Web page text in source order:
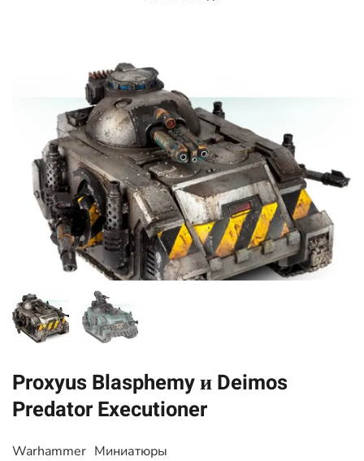
Proxyus Blasphemy и Deimos
Predator Executioner
Warhammer Миниатюры